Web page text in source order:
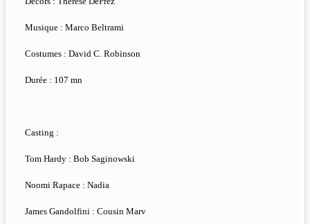
Musique : Marco Beltrami
Costumes : David C. Robinson
Durée : 107 mn
Casting :
Tom Hardy : Bob Saginowski
Noomi Rapace : Nadia
James Gandolfini : Cousin Marv